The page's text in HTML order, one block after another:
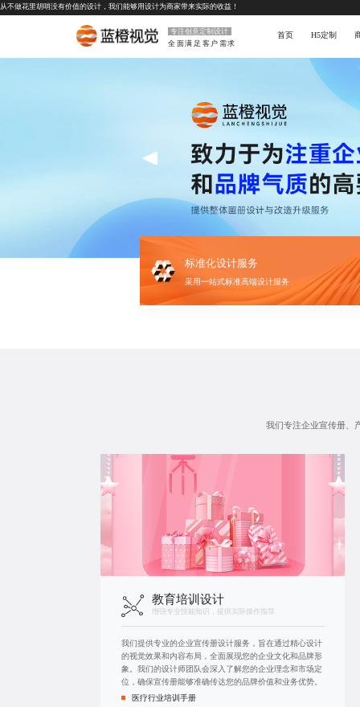
从不做花里胡哨没有价值的设计，我们能够用设计为商家带来实际的收益！
专注创意定制设计
全面满足客户需求
首页 H5定制
标准化设计服务
采用一站式标准高端设计服务
我们专注企业宣传册、
教育培训设计
增强专业技能知识，提供实际操作指导
我们提供专业的企业宣传册设计服务，旨在通过精心设计
的视觉效果和内容布局，全面展现您的企业文化和品牌形
象。我们的设计师团队会深入了解您的企业理念和市场定
位，确保宣传册能够准确传达您的品牌价值和业务优势。
医疗行业培训手册